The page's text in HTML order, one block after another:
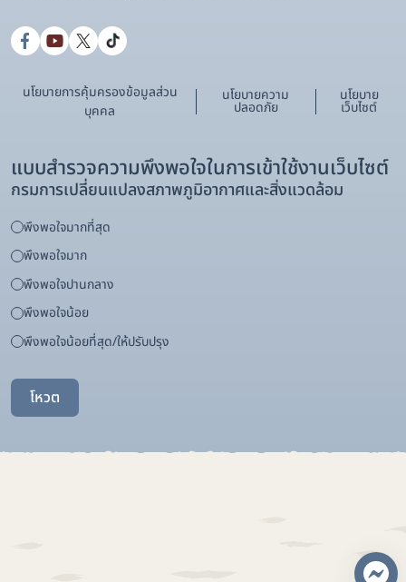
นโยบายการคุ้มครองข้อมูลส่วน
บุคคล
นโยบายความ
ปลอดภัย
นโยบาย
เว็บไซต์
แบบสำรวจความพึงพอใจในการเข้าใช้งานเว็บไซต์
กรมการเปลี่ยนแปลงสภาพภูมิอากาศและสิ่งแวดล้อม
พึงพอใจมากที่สุด
พึงพอใจมาก
พึงพอใจปานกลาง
พึงพอใจน้อย
พึงพอใจน้อยที่สุด/ให้ปรับปรุง
โหวต